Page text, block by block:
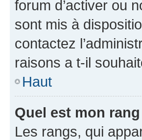
forum d’activer ou
sont mis à
contactez
raisons a t-il
Haut
Quel est mon
Les rangs, qui